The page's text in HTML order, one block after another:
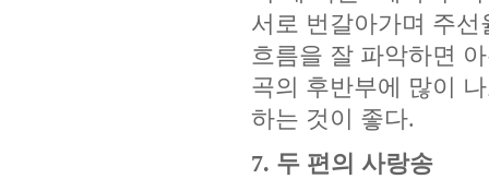
서로 번갈아가며 주
흐름을 잘 파악하면
곡의 후반부에 많이
하는 것이 좋다.
7. 두 편의 사랑송